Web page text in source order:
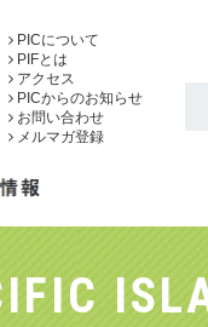
PICについて
PIFとは
アクセス
PICからのお知らせ
お問い合わせ
メルマガ登録